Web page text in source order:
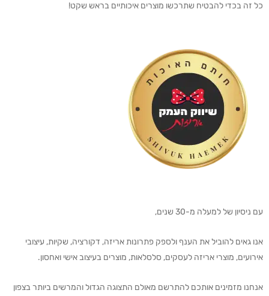
כל זה בכדי להבטיח שתרכשו מוצרים איכותיים בראש שקט!
עם ניסיון של למעלה מ-30 שנים,
אנו גאים להוביל את הענף ולספק פתרונות אריזה, דקורציה, שקיות, עיצובי
אירועים, מוצרי אריזה לעסקים, סלסלאות, מוצרים בעיצוב אישי ואחסון.
אנחנו מזמינים אותכם להתרשם מאולם התצוגה הגדול והמרשים ביותר בצפון